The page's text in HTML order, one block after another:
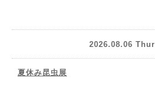
2026.08.06
夏休み昆虫展